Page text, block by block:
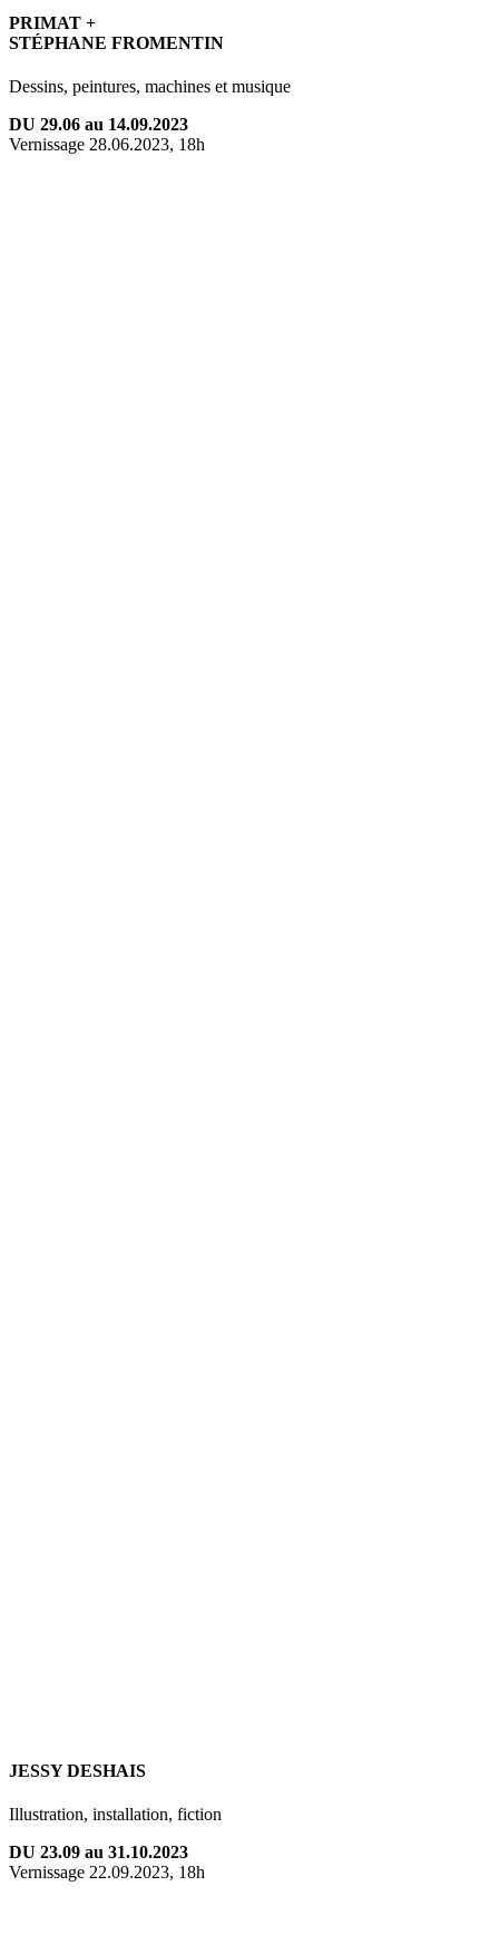
PRIMAT +
STÉPHANE FROMENTIN
Dessins, peintures, machines et musique
DU 29.06 au 14.09.2023
Vernissage 28.06.2023, 18h
JESSY DESHAIS
Illustration, installation, fiction
DU 23.09 au 31.10.2023
Vernissage 22.09.2023, 18h